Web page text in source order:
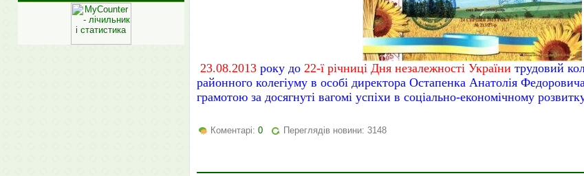
23.08.2013року до 22-ї річниці Дня незалежності України трудовий
районного колегіуму в особі директора Остапенка Анатолія
грамотою за досягнуті вагомі успіхи в соціально-економічному
Коментарі: 0 Переглядів новини: 3148